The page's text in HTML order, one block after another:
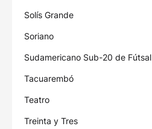
Solís Grande
Soriano
Sudamericano Sub-20 de Fútsal
Tacuarembó
Teatro
Treinta y Tres